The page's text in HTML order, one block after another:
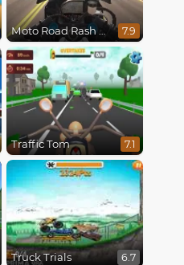
Moto Road Rash 3D 7.9
Traffic Tom 7.1
Truck Trials 6.7